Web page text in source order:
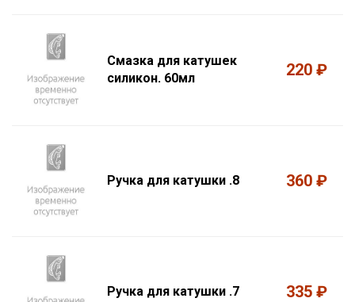
Смазка для катушек
силикон. 60мл
220 ₽
Ручка для катушки .8 360 ₽
Ручка для катушки .7 335 ₽